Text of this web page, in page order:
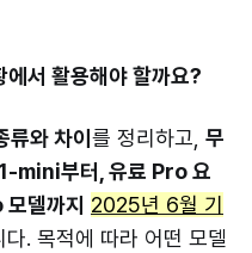
에서 활용해야 할까요?
와 차이 를 정리하고, 무
mini부터, 유료 Pro 요
델까지 2025년 6월 기
. 목적에 따라 어떤 모델